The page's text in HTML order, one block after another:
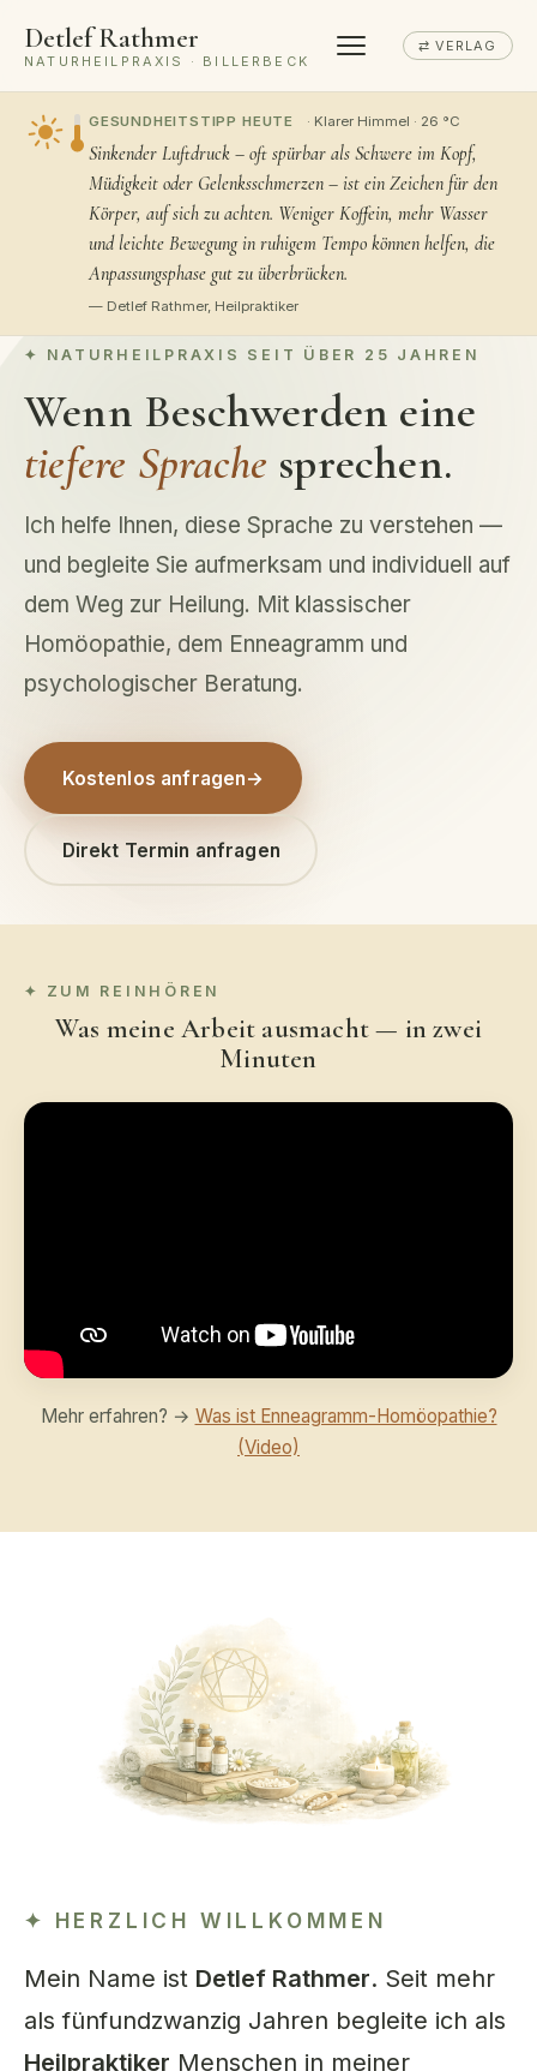
Detlef Rathmer
NATURHEILPRAXIS · BILLERBECK
⇄ VERLAG
GESUNDHEITSTIPP HEUTE · Klarer Himmel · 26 °C
Sinkender Luftdruck – oft spürbar als Schwere im Kopf,
Müdigkeit oder Gelenksschmerzen – ist ein Zeichen für den
Körper, auf sich zu achten. Weniger Koffein, mehr Wasser
und leichte Bewegung in ruhigem Tempo können helfen, die
Anpassungsphase gut zu überbrücken.
— Detlef Rathmer, Heilpraktiker
NATURHEILPRAXIS SEIT ÜBER 25 JAHREN
Wenn Beschwerden eine
tiefere Sprache sprechen.
Ich helfe Ihnen, diese Sprache zu verstehen —
und begleite Sie aufmerksam und individuell auf
dem Weg zur Heilung. Mit klassischer
Homöopathie, dem Enneagramm und
psychologischer Beratung.
Kostenlos anfragen→
Direkt Termin anfragen
ZUM REINHÖREN
Was meine Arbeit ausmacht — in zwei
Minuten
Mehr erfahren? → Was ist Enneagramm-Homöopathie?
(Video)
HERZLICH WILLKOMMEN
Mein Name ist Detlef Rathmer. Seit mehr
als fünfundzwanzig Jahren begleite ich als
Heilpraktiker Menschen in meiner